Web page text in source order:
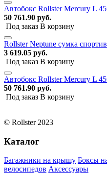
Автобокс Rollster Mercury L
50 761.90 руб.
Под заказ В корзину
Rollster Neptune сумка
3 619.05 руб.
Под заказ В корзину
Автобокс Rollster Mercury L
50 761.90 руб.
Под заказ В корзину
© Rollster 2023
Каталог
Багажники на крышу Боксы
велосипедов Аксессуары